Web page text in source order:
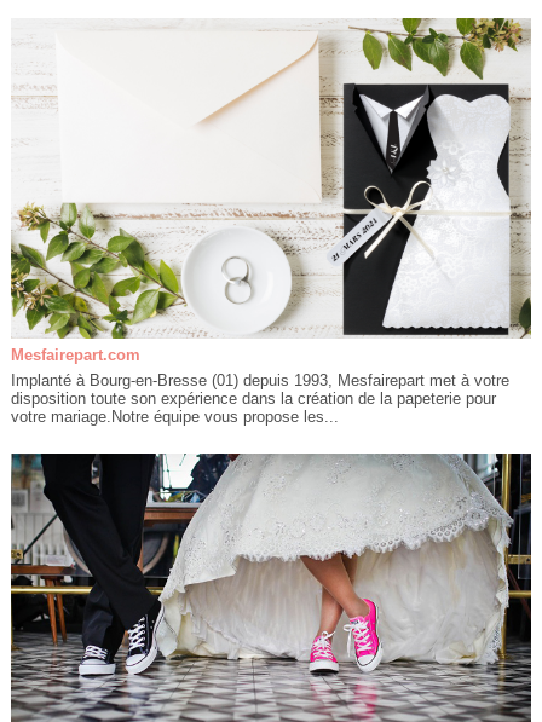
Mesfairepart.com
Implanté à Bourg-en-Bresse (01) depuis 1993, Mesfairepart met à votre
disposition toute son expérience dans la création de la papeterie pour
votre mariage.Notre équipe vous propose les...